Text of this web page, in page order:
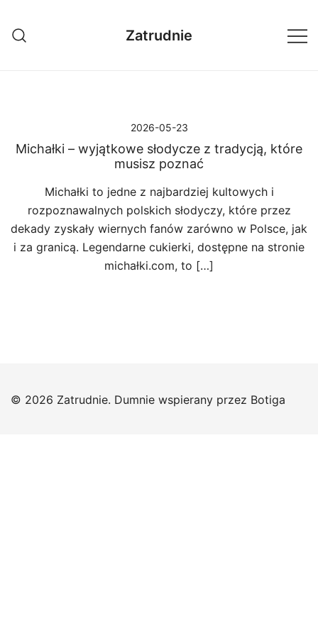
treści
Zatrudnie
2026-05-23
Michałki – wyjątkowe słodycze z tradycją, które
musisz poznać
Michałki to jedne z najbardziej kultowych i
rozpoznawalnych polskich słodyczy, które przez
dekady zyskały wiernych fanów zarówno w Polsce, jak
i za granicą. Legendarne cukierki, dostępne na stronie
michałki.com, to […]
© 2026 Zatrudnie. Dumnie wspierany przez Botiga